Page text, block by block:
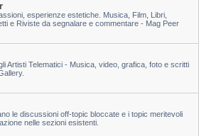
esperienze estetiche. Musica, Film, Libri,
e Riviste da segnalare e commentare - Mag Peer
Artisti Telematici - Musica, video, grafica, foto e scritti
le discussioni off-topic bloccate e i topic meritevoli
nelle sezioni esistenti.